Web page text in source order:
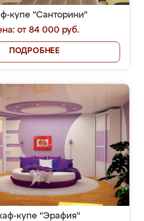
купе "Санторини"
от 84 000 руб.
ПОДРОБНЕЕ
купе "Эрафия"